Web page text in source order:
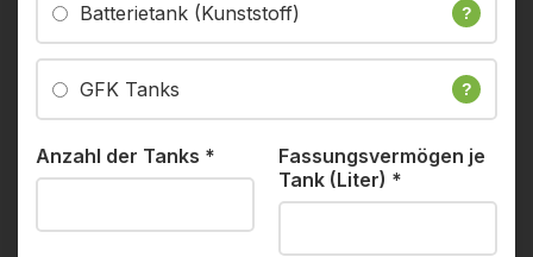
Batterietank (Kunststoff) ?
GFK Tanks ?
Anzahl der Tanks *
Fassungsvermögen je
Tank (Liter) *